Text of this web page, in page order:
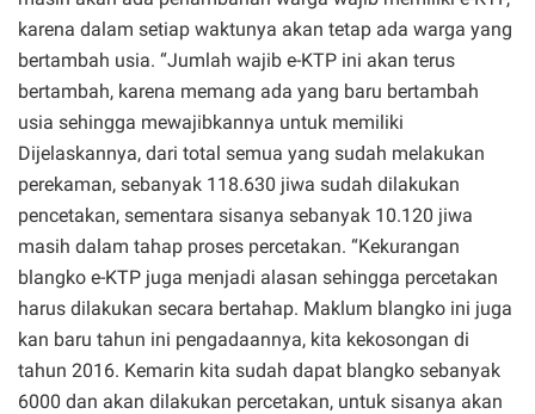
karena dalam setiap waktunya akan tetap ada warga yang
bertambah usia. “Jumlah wajib e-KTP ini akan terus
bertambah, karena memang ada yang baru bertambah
usia sehingga mewajibkannya untuk memiliki
Dijelaskannya, dari total semua yang sudah melakukan
perekaman, sebanyak 118.630 jiwa sudah dilakukan
pencetakan, sementara sisanya sebanyak 10.120 jiwa
masih dalam tahap proses percetakan. “Kekurangan
blangko e-KTP juga menjadi alasan sehingga percetakan
harus dilakukan secara bertahap. Maklum blangko ini juga
kan baru tahun ini pengadaannya, kita kekosongan di
tahun 2016. Kemarin kita sudah dapat blangko sebanyak
6000 dan akan dilakukan percetakan, untuk sisanya akan